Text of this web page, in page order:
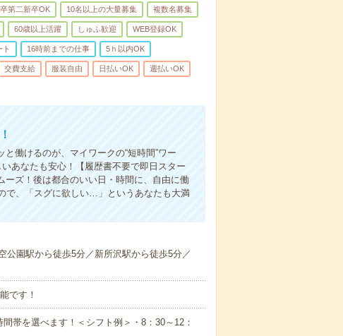
第二新卒OK 10名以上の大量募集 複数名募集
60歳以上活躍 しゅふ歓迎 WEB登録OK
16時前までの仕事 5ｈ以内OK
交費支給 服装自由 日払いOK 週払いOK
働けるのが、マイワークの“短時間”ワー
あなたも安心！【履歴書不要で即日スター
ーズ！後は都合のいい日・時間に、自由に働
で、「スグに欲しい…」というあなたも大満
公園駅から徒歩5分／新所沢駅から徒歩5分／
です！
帯を選べます！＜シフト例＞・8：30～12：